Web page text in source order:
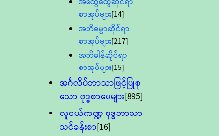
စာအုပ်များ[14]
အဘိဓမ္မာဆိုင်ရာ
စာအုပ်များ[217]
အဘိဓါန်ဆိုင်ရာ
စာအုပ်များ[15]
အင်္ဂလိပ်ဘာသာဖြင့်ပြုစု
သော ဗုဒ္ဓစာပေများ[895]
လူငယ်ကဏ္ဍ ဗုဒ္ဓဘာသာ
သင်ခန်းစာ[16]